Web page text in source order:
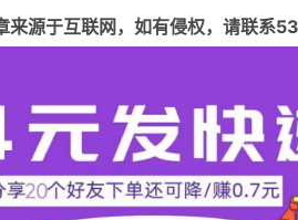
来源于互联网，如有侵权，请联系